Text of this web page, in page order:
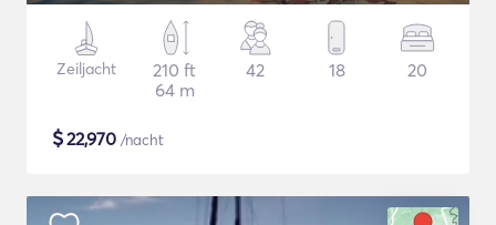
Zeiljacht
210 ft
64 m
42 18 20
$22,970 /nacht